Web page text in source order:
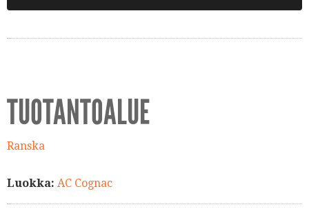
TUOTANTOALUE
Ranska
Luokka: AC Cognac